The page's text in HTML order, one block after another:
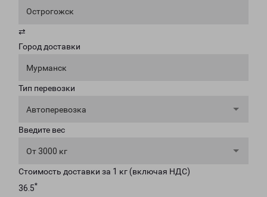
Острогожск
⇄
Город доставки
Мурманск
Тип перевозки
Автоперевозка
Введите вес
От 3000 кг
Стоимость доставки за 1 кг (включая НДС)
36.5*